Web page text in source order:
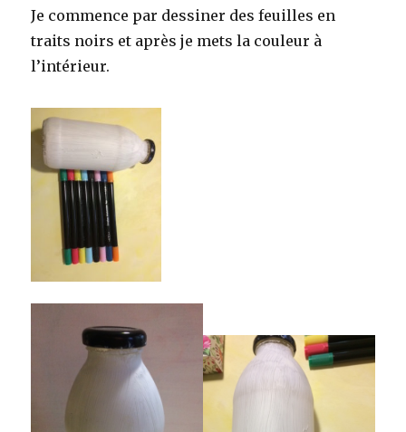
Je commence par dessiner des feuilles en
traits noirs et après je mets la couleur à
l’intérieur.